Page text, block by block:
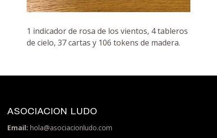
1 indicador de rosa de los vientos, 4 tableros
de cielo, 37 cartas y 106 tokens de madera.
ASOCIACION LUDO
Email: hola@asociacionludo.com